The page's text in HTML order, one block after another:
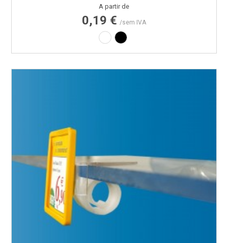
Preço
A partir de
0,19 € /sem IVA
BrancoPreto